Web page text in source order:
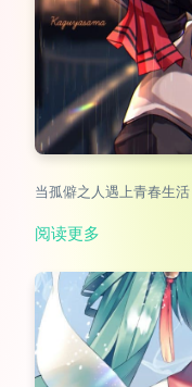
当孤僻之人遇上青春生活
阅读更多